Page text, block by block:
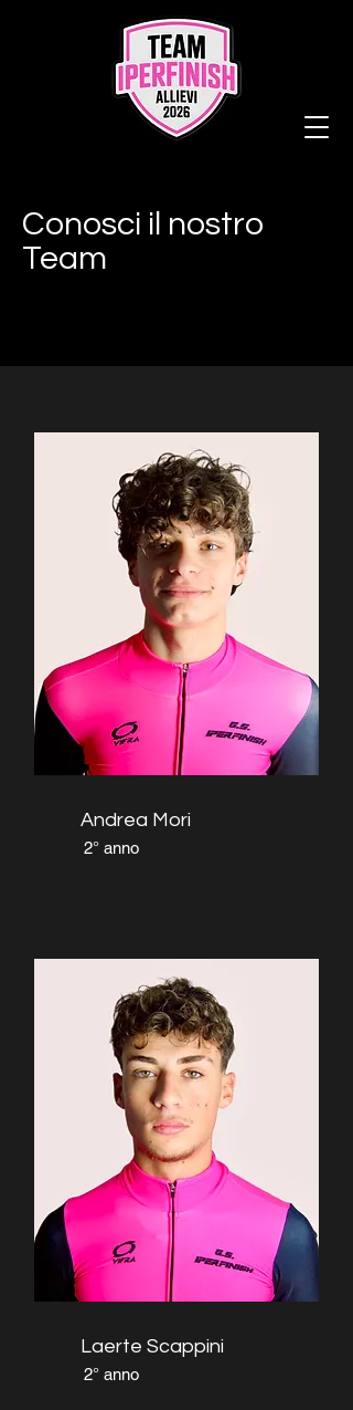
Conosci il nostro
Team
Andrea Mori
2° anno
Laerte Scappini
2° anno